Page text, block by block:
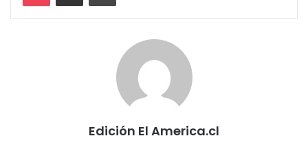
Edición El America.cl